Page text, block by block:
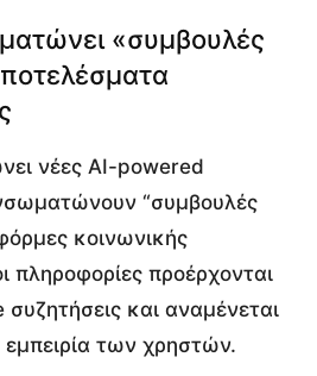
«συμβουλές
νέες AI-powered
“συμβουλές
κοινωνικής
πληροφορίες προέρχονται
και αναμένεται
των χρηστών.